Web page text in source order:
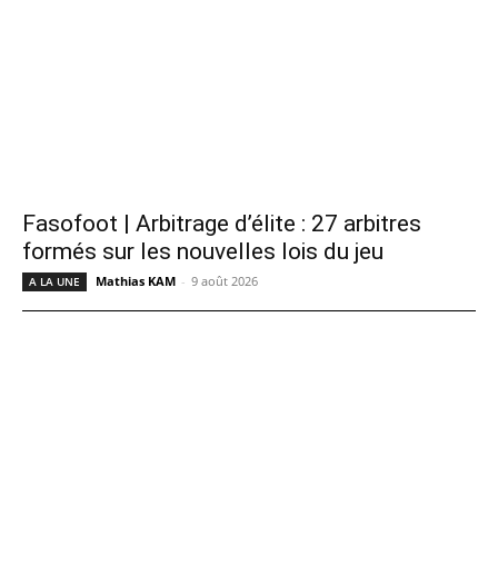
Fasofoot | Arbitrage d’élite : 27 arbitres
formés sur les nouvelles lois du jeu
A LA UNE Mathias KAM - 9 août 2026